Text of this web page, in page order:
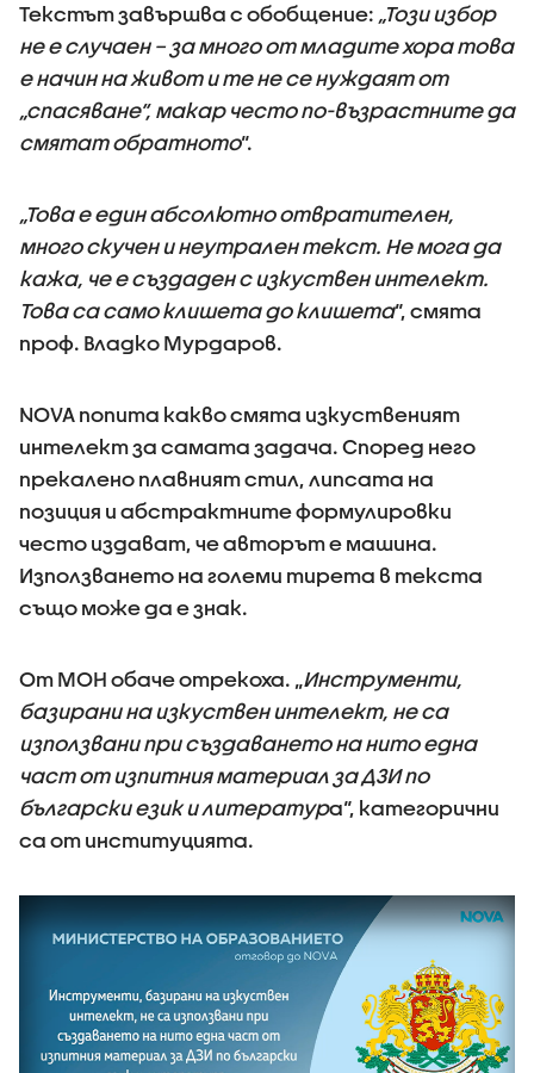
Текстът завършва с обобщение: „Този избор
не е случаен – за много от младите хора това
е начин на живот и те не се нуждаят от
„спасяване“, макар често по-възрастните да
смятат обратното“.
„Това е един абсолютно отвратителен,
много скучен и неутрален текст. Не мога да
кажа, че е създаден с изкуствен интелект.
Това са само клишета до клишета“, смята
проф. Владко Мурдаров.
NOVA попита какво смята изкуственият
интелект за самата задача. Според него
прекалено плавният стил, липсата на
позиция и абстрактните формулировки
често издават, че авторът е машина.
Използването на големи тирета в текста
също може да е знак.
От МОН обаче отрекоха. „Инструменти,
базирани на изкуствен интелект, не са
използвани при създаването на нито една
част от изпитния материал за ДЗИ по
български език и литература“, категорични
са от институцията.